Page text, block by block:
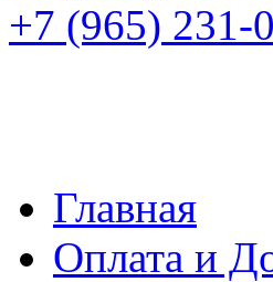
+7 (965) 231-
Главная
Оплата и